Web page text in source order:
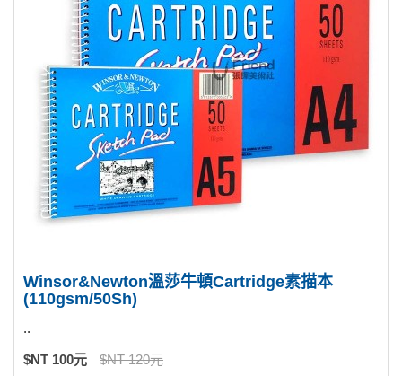
Winsor&Newton溫莎牛頓Cartridge素描本
(110gsm/50Sh)
..
$NT 100元 $NT 120元